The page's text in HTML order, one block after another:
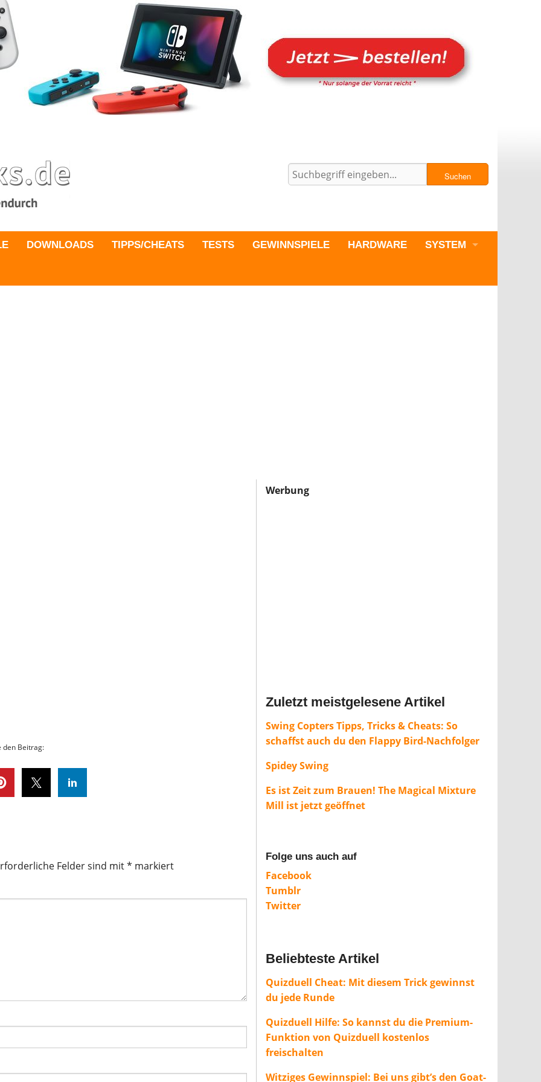
Suchen
DOWNLOADS TIPPS/CHEATS TESTS GEWINNSPIELE HARDWARE SYSTEM
den Beitrag:
Felder sind mit* markiert
Werbung
Zuletzt meistgelesene Artikel
Swing Copters Tipps, Tricks & Cheats: So
schaffst auch du den Flappy Bird-Nachfolger
Spidey Swing
Es ist Zeit zum Brauen! The Magical Mixture
Mill ist jetzt geöffnet
Folge uns auch auf
Facebook
Tumblr
Twitter
Beliebteste Artikel
Quizduell Cheat: Mit diesem Trick gewinnst
du jede Runde
Quizduell Hilfe: So kannst du die Premium-
Funktion von Quizduell kostenlos
freischalten
Witziges Gewinnspiel: Bei uns gibt’s den Goat-